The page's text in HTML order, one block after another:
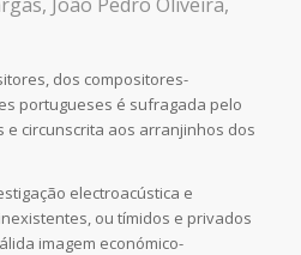
dos compositores-
portugueses é sufragada pelo
circunscrita aos arranjinhos dos
electroacústica e
ou tímidos e privados
imagem económico-